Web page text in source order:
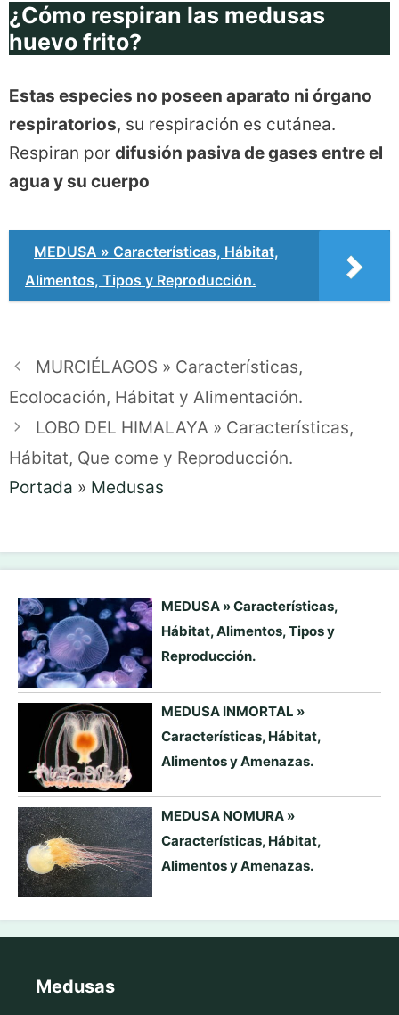
¿Cómo respiran las medusas
huevo frito?
Estas especies no poseen aparato ni órgano
respiratorios, su respiración es cutánea.
Respiran por difusión pasiva de gases entre el
agua y su cuerpo
MEDUSA » Características, Hábitat,
Alimentos, Tipos y Reproducción.
MURCIÉLAGOS » Características,
Ecolocación, Hábitat y Alimentación.
LOBO DEL HIMALAYA » Características,
Hábitat, Que come y Reproducción.
Portada » Medusas
MEDUSA » Características,
Hábitat, Alimentos, Tipos y
Reproducción.
MEDUSA INMORTAL »
Características, Hábitat,
Alimentos y Amenazas.
MEDUSA NOMURA »
Características, Hábitat,
Alimentos y Amenazas.
Medusas